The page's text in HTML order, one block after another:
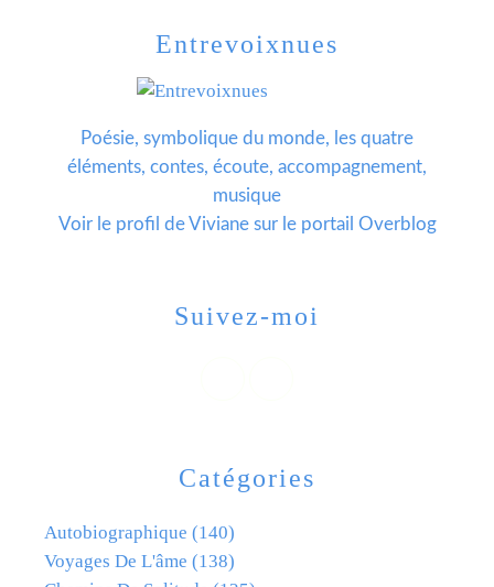
Catégories
Autobiographique (140)
Voyages De L'âme (138)
Entrevoixnues
Poésie, symbolique du monde, les quatre
éléments, contes, écoute, accompagnement,
musique
Voir le profil deVivianesur le portail Overblog
Suivez-moi